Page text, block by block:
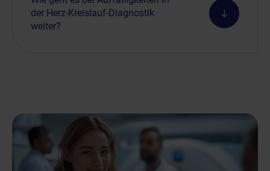
der Herz-Kreislauf-Diagnostik
weiter?